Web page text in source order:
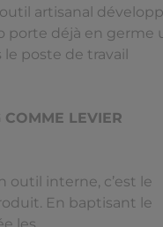
artisanal
porte déjà en germe
poste de travail
COMME LEVIER
outil interne, c’est le
En baptisant le